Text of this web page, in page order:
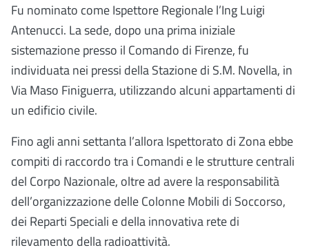
Fu nominato come Ispettore Regionale l’Ing Luigi
Antenucci. La sede, dopo una prima iniziale
sistemazione presso il Comando di Firenze, fu
individuata nei pressi della Stazione di S.M. Novella, in
Via Maso Finiguerra, utilizzando alcuni appartamenti di
un edificio civile.
Fino agli anni settanta l’allora Ispettorato di Zona ebbe
compiti di raccordo tra i Comandi e le strutture centrali
del Corpo Nazionale, oltre ad avere la responsabilità
dell’organizzazione delle Colonne Mobili di Soccorso,
dei Reparti Speciali e della innovativa rete di
rilevamento della radioattività.